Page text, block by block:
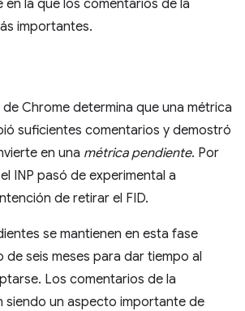
en la que los comentarios de la
importantes.
Chrome determina que una métrica
suficientes comentarios y demostró
en una métrica pendiente. Por
INP pasó de experimental a
de retirar el FID.
se mantienen en esta fase
de seis meses para dar tiempo al
Los comentarios de la
siendo un aspecto importante de